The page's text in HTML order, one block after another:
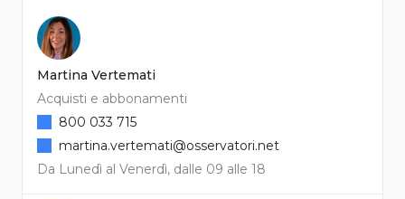
Martina Vertemati
Acquisti e abbonamenti
Da Lunedì al Venerdì, dalle 09 alle 18
800 033 715
martina.vertemati@osservatori.net